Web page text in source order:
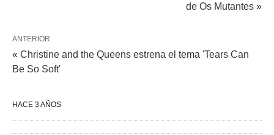
de Os Mutantes »
ANTERIOR
« Christine and the Queens estrena el tema 'Tears Can
Be So Soft'
HACE 3 AÑOS